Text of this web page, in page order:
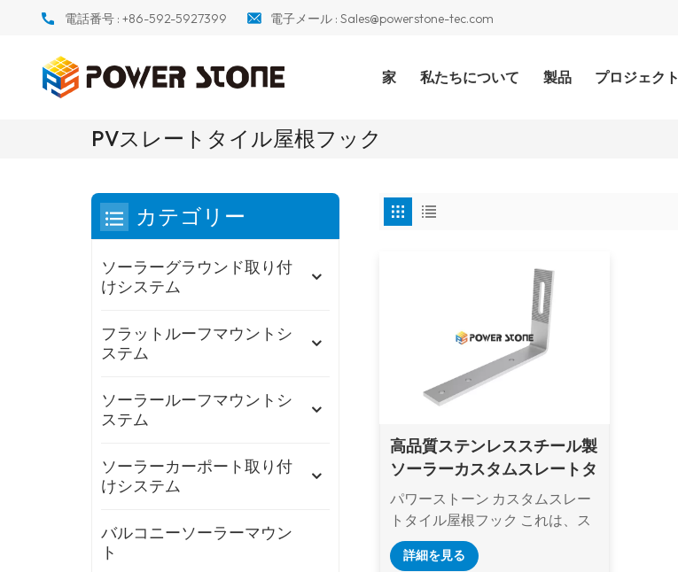
電話番号 :+86-592-5927399 電子メール : Sales@powerstone-tec.com
家 私たちについて 製品 プロジェクト
PVスレートタイル屋根フック
高品質ステンレススチール製
ソーラーカスタムスレートタ
イル屋根フック
パワーストーン カスタムスレー
トタイル屋根フック これは、ス
ムーズで手間のかからない設置
を実現するための鍵となりま
詳細を見る
カテゴリー
ソーラーグラウンド取り付
けシステム
フラットルーフマウントシ
ステム
ソーラールーフマウントシ
ステム
ソーラーカーポート取り付
けシステム
バルコニーソーラーマウン
ト